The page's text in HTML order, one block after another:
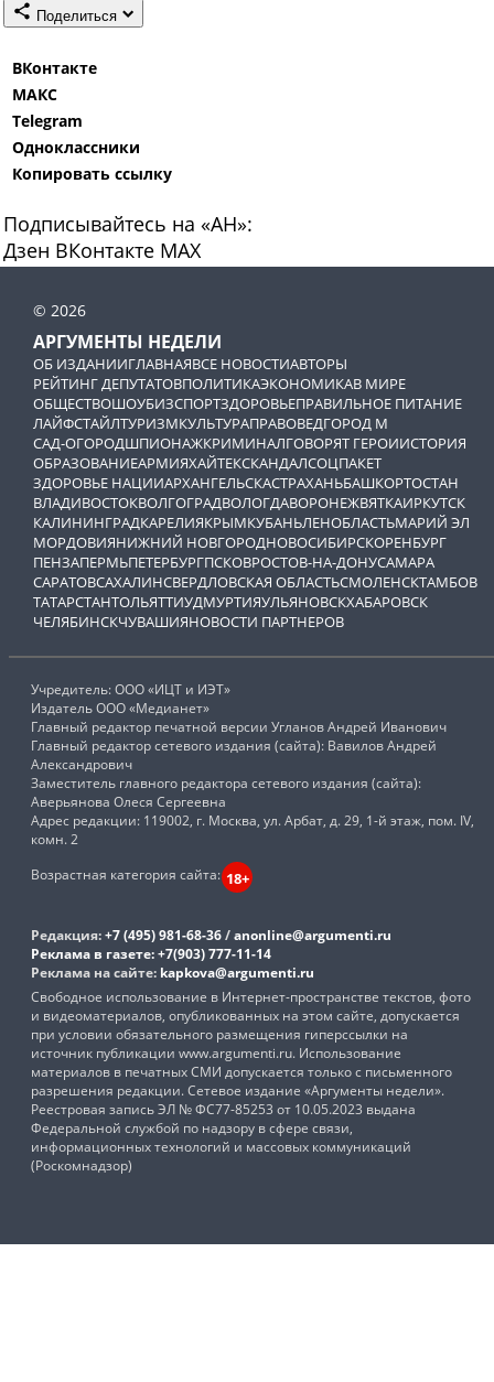
Поделиться
ВКонтакте
МАКС
Telegram
Одноклассники
Копировать ссылку
Подписывайтесь на «АН»:
Дзен ВКонтакте МАХ
© 2026
АРГУМЕНТЫ НЕДЕЛИ
ОБ ИЗДАНИИГЛАВНАЯВСЕ НОВОСТИАВТОРЫ
РЕЙТИНГ ДЕПУТАТОВПОЛИТИКАЭКОНОМИКАВ МИРЕ
ОБЩЕСТВОШОУБИЗСПОРТЗДОРОВЬЕПРАВИЛЬНОЕ ПИТАНИЕ
ЛАЙФСТАЙЛТУРИЗМКУЛЬТУРАПРАВОВЕДГОРОД М
САД-ОГОРОДШПИОНАЖКРИМИНАЛГОВОРЯТ ГЕРОИИСТОРИЯ
ОБРАЗОВАНИЕАРМИЯХАЙТЕКСКАНДАЛСОЦПАКЕТ
ЗДОРОВЬЕ НАЦИИАРХАНГЕЛЬСКАСТРАХАНЬБАШКОРТОСТАН
ВЛАДИВОСТОКВОЛГОГРАДВОЛОГДАВОРОНЕЖВЯТКАИРКУТСК
КАЛИНИНГРАДКАРЕЛИЯКРЫМКУБАНЬЛЕНОБЛАСТЬМАРИЙ ЭЛ
МОРДОВИЯНИЖНИЙ НОВГОРОДНОВОСИБИРСКОРЕНБУРГ
ПЕНЗАПЕРМЬПЕТЕРБУРГПСКОВРОСТОВ-НА-ДОНУСАМАРА
САРАТОВСАХАЛИНСВЕРДЛОВСКАЯ ОБЛАСТЬСМОЛЕНСКТАМБОВ
ТАТАРСТАНТОЛЬЯТТИУДМУРТИЯУЛЬЯНОВСКХАБАРОВСК
ЧЕЛЯБИНСКЧУВАШИЯНОВОСТИ ПАРТНЕРОВ
Учредитель: ООО «ИЦТ и ИЭТ»
Издатель ООО «Медианет»
Главный редактор печатной версии Угланов Андрей Иванович
Главный редактор сетевого издания (сайта): Вавилов Андрей
Александрович
Заместитель главного редактора сетевого издания (сайта):
Аверьянова Олеся Сергеевна
Адрес редакции: 119002, г. Москва, ул. Арбат, д. 29, 1-й этаж, пом. IV,
комн. 2
Возрастная категория сайта: 18+
Редакция:+7 (495) 981-68-36/anonline@argumenti.ru
Реклама в газете:+7(903) 777-11-14
Реклама на сайте: kapkova@argumenti.ru
Свободное использование в Интернет-пространстве текстов, фото
и видеоматериалов, опубликованных на этом сайте, допускается
при условии обязательного размещения гиперссылки на
источник публикации www.argumenti.ru. Использование
материалов в печатных СМИ допускается только с письменного
разрешения редакции. Сетевое издание «Аргументы недели».
Реестровая запись ЭЛ № ФС77-85253 от 10.05.2023 выдана
Федеральной службой по надзору в сфере связи,
информационных технологий и массовых коммуникаций
(Роскомнадзор)